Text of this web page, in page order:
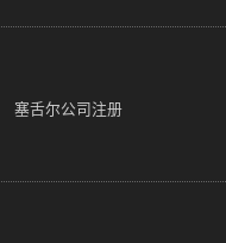
塞舌尔公司注册